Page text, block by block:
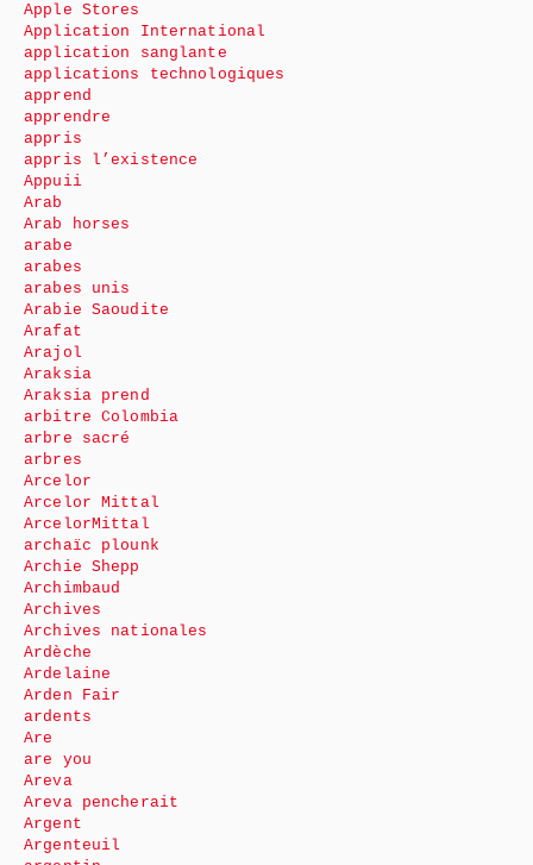
Apple Stores
Application International
application sanglante
applications technologiques
apprend
apprendre
appris
appris l’existence
Appuii
Arab
Arab horses
arabe
arabes
arabes unis
Arabie Saoudite
Arafat
Arajol
Araksia
Araksia prend
arbitre Colombia
arbre sacré
arbres
Arcelor
Arcelor Mittal
ArcelorMittal
archaïc plounk
Archie Shepp
Archimbaud
Archives
Archives nationales
Ardèche
Ardelaine
Arden Fair
ardents
Are
are you
Areva
Areva pencherait
Argent
Argenteuil